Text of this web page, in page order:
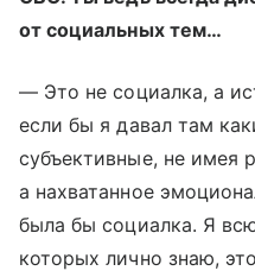
от социальных тем…
— Это не социалка, а
если бы я давал там
субъективные, не имея
а нахватанное
была бы социалка. Я
которых лично знаю,